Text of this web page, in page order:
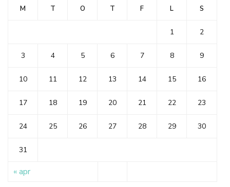
M T O T F L S
1 2
3 4 5 6 7 8 9
10 11 12 13 14 15 16
17 18 19 20 21 22 23
24 25 26 27 28 29 30
31
« apr